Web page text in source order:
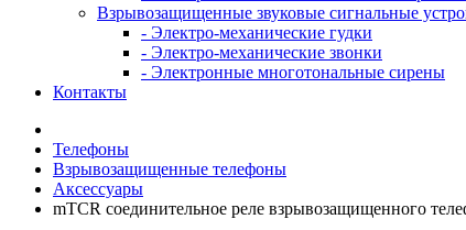
Взрывозащищенные звуковые сигнальные
- Электро-механические гудки
- Электро-механические звонки
- Электронные многотональные сирены
Контакты
Телефоны
Взрывозащищенные телефоны
Аксессуары
mTCR соединительное реле взрывозащищенного